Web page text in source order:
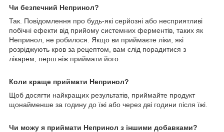
Чи безпечний Непринол?
Так. Повідомлення про будь-які серйозні або несприятливі
побічні ефекти від прийому системних ферментів, таких як
Непринол, не робилося. Якщо ви приймаєте ліки, які
розріджують кров за рецептом, вам слід порадитися з
лікарем, перш ніж приймати його.
Коли краще приймати Непринол?
Щоб досягти найкращих результатів, приймайте продукт
щонайменше за годину до їжі або через дві години після їжі.
Чи можу я приймати Непринол з іншими добавками?